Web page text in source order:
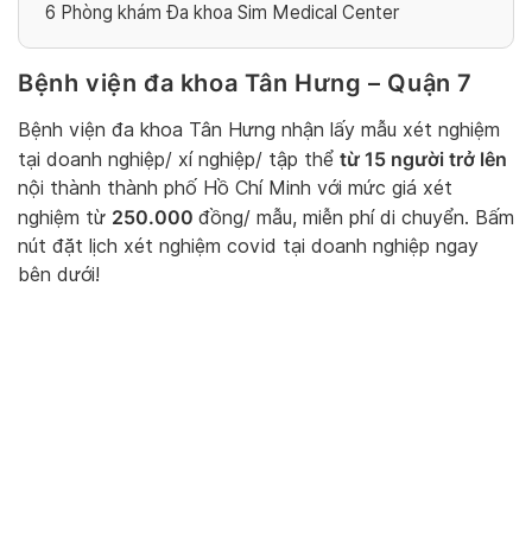
6 Phòng khám Đa khoa Sim Medical Center
Bệnh viện đa khoa Tân Hưng – Quận 7
Bệnh viện đa khoa Tân Hưng nhận lấy mẫu xét nghiệm
tại doanh nghiệp/ xí nghiệp/ tập thể từ 15 người trở lên
nội thành thành phố Hồ Chí Minh với mức giá xét
nghiệm từ 250.000 đồng/ mẫu, miễn phí di chuyển. Bấm
nút đặt lịch xét nghiệm covid tại doanh nghiệp ngay
bên dưới!